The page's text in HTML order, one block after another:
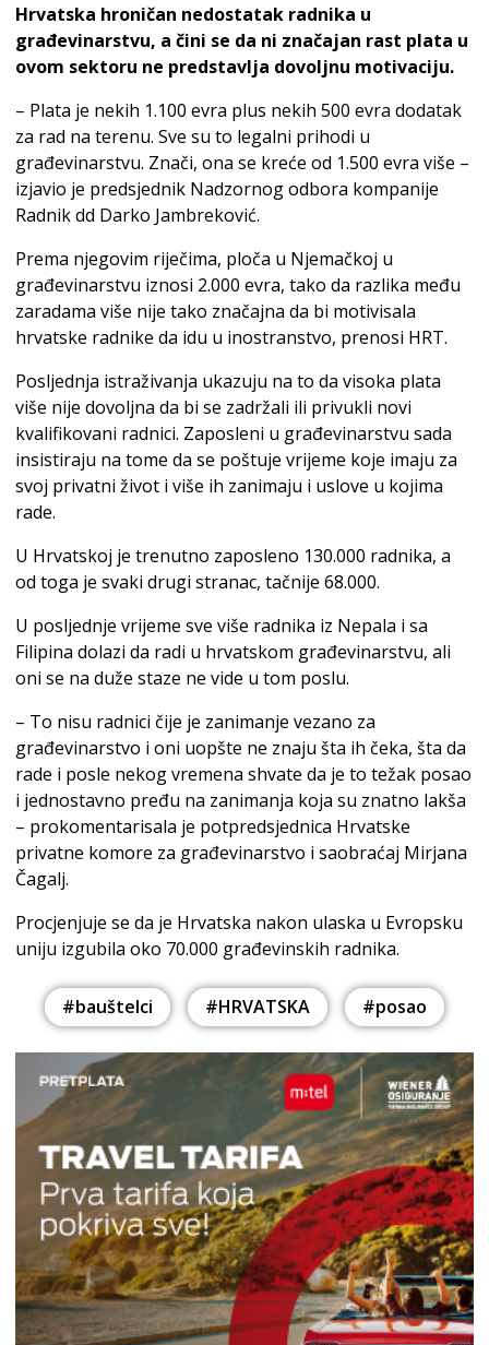
Hrvatska hroničan nedostatak radnika u
građevinarstvu, a čini se da ni značajan rast plata u
ovom sektoru ne predstavlja dovoljnu motivaciju.
– Plata je nekih 1.100 evra plus nekih 500 evra dodatak
za rad na terenu. Sve su to legalni prihodi u
građevinarstvu. Znači, ona se kreće od 1.500 evra više –
izjavio je predsjednik Nadzornog odbora kompanije
Radnik dd Darko Jambreković.
Prema njegovim riječima, ploča u Njemačkoj u
građevinarstvu iznosi 2.000 evra, tako da razlika među
zaradama više nije tako značajna da bi motivisala
hrvatske radnike da idu u inostranstvo, prenosi HRT.
Posljednja istraživanja ukazuju na to da visoka plata
više nije dovoljna da bi se zadržali ili privukli novi
kvalifikovani radnici. Zaposleni u građevinarstvu sada
insistiraju na tome da se poštuje vrijeme koje imaju za
svoj privatni život i više ih zanimaju i uslove u kojima
rade.
U Hrvatskoj je trenutno zaposleno 130.000 radnika, a
od toga je svaki drugi stranac, tačnije 68.000.
U posljednje vrijeme sve više radnika iz Nepala i sa
Filipina dolazi da radi u hrvatskom građevinarstvu, ali
oni se na duže staze ne vide u tom poslu.
– To nisu radnici čije je zanimanje vezano za
građevinarstvo i oni uopšte ne znaju šta ih čeka, šta da
rade i posle nekog vremena shvate da je to težak posao
i jednostavno pređu na zanimanja koja su znatno lakša
– prokomentarisala je potpredsjednica Hrvatske
privatne komore za građevinarstvo i saobraćaj Mirjana
Čagalj.
Procjenjuje se da je Hrvatska nakon ulaska u Evropsku
uniju izgubila oko 70.000 građevinskih radnika.
#bauštelci #HRVATSKA #posao